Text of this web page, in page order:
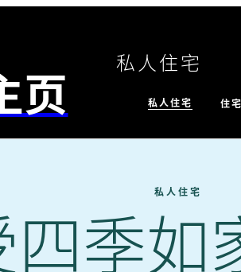
页 私人住宅
私人住宅 住
私人住宅
季如